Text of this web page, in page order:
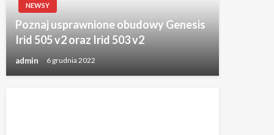
NEWSY
Poznaj usprawnione obudowy Genesis
Irid 505 v2 oraz Irid 503 v2
admin 6 grudnia 2022